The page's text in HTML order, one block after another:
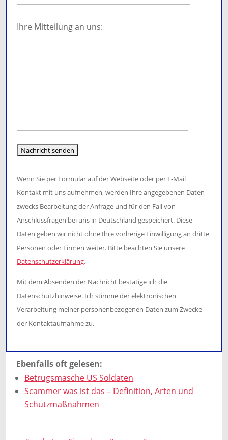
lasse
Ihre Mitteilung an uns:
Wenn Sie per Formular auf der Webseite oder per E-Mail
Kontakt mit uns aufnehmen, werden Ihre angegebenen Daten
zwecks Bearbeitung der Anfrage und für den Fall von
Anschlussfragen bei uns in Deutschland gespeichert. Diese
Daten geben wir nicht ohne Ihre vorherige Einwilligung an dritte
Personen oder Firmen weiter. Bitte beachten Sie unsere
Datenschutzerklärung.
Mit dem Absenden der Nachricht bestätige ich die
Datenschutzhinweise. Ich stimme der elektronischen
Verarbeitung meiner personenbezogenen Daten zum Zwecke
der Kontaktaufnahme zu.
Ebenfalls oft gelesen:
Betrugsmasche US Soldaten
Scammer was ist das – Definition, Arten und
Schutzmaßnahmen